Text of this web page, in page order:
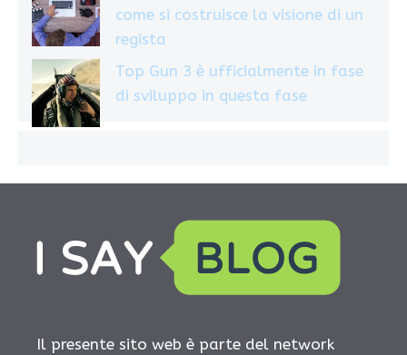
come si costruisce la visione di un
regista
Top Gun 3 è ufficialmente in fase
di sviluppo in questa fase
Il presente sito web è parte del network